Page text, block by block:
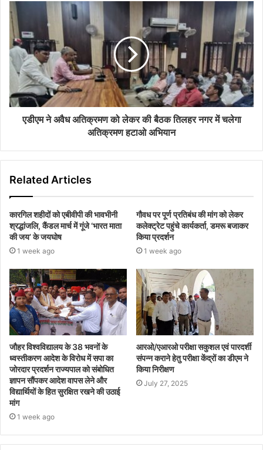
e
s
s
एडीएम ने अवैध अतिक्रमण को लेकर की बैठक तिलहर नगर में चलेगा
अतिक्रमण हटाओ अभियान
Related Articles
कारगिल शहीदों को एबीवीपी की भावभीनी
श्रद्धांजलि, कैंडल मार्च में गूंजे ‘भारत माता
की जय’ के जयघोष
1 week ago
गौवध पर पूर्ण प्रतिबंध की मांग को लेकर
कलेक्ट्रेट पहुंचे कार्यकर्ता, डमरू बजाकर
किया प्रदर्शन
1 week ago
जौहर विश्वविद्यालय के 38 भवनों के
ध्वस्तीकरण आदेश के विरोध में सपा का
जोरदार प्रदर्शन राज्यपाल को संबोधित
ज्ञापन सौंपकर आदेश वापस लेने और
विद्यार्थियों के हित सुरक्षित रखने की उठाई
मांग
1 week ago
आरओ/एआरओ परीक्षा सकुशल एवं पारदर्शी
संपन्न कराने हेतु परीक्षा केंद्रों का डीएम ने
किया निरीक्षण
July 27, 2025